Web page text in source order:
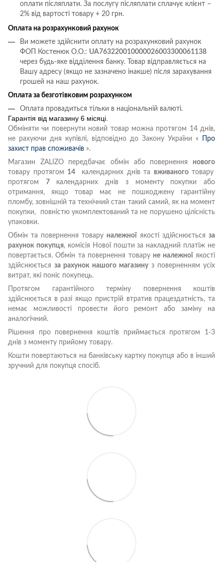
оплати післяплати. За послугу післяплати сплачує клієнт –
2% від вартості товару + 20 грн.
Оплата на розрахунковий рахунок
Ви можете здійснити оплату на розрахунковий рахунок
ФОП Костенюк О.О.: UA763220010000026003300061138
через будь-яке відділення банку. Товар відправляється на
Вашу адресу (якщо не зазначено інакше) після зарахування
грошей на наш рахунок.
Оплата за безготівковим розрахунком
Оплата провадиться тільки в національній валюті.
Гарантія від магазину 6 місяці.
Обміняти чи повернути новий товар можна протягом 14 днів,
не рахуючи дня купівлі, відповідно до Закону України «
Про
захист прав споживачів ».
Магазин ZALIZO передбачає обмін або повернення
нового
товару протягом 14 календарних днів та вживаноготовару
протягом 7календарних днів з моменту покупки або
отримання, якщо товар має не пошкоджену гарантійну
пломбу, зовнішній та технічний стан такий самий, як на момент
покупки, повністю укомплектований та не порушено цілісність
упаковки.
Обмін та повернення товару належної якості здійснюється за
рахунок покупця, комісія Нової пошти за накладний платіж не
повертається. Обмін та повернення товару не належноїякості
здійснюється за рахунок нашого магазинуз поверненням усіх
витрат, які поніс покупець.
Протягом гарантійного терміну повернення коштів
здійснюється в разі якщо пристрій втратив працездатність, та
немає можливості провести його ремонт або заміну на
аналогічний.
Рішення про повернення коштів приймається протягом 1-3
днів з моменту прийому товару.
Кошти повертаються на банківську картку покупця або в інший
зручний для покупця спосіб.